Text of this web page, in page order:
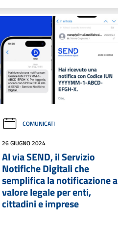
COMUNICATI
26 GIUGNO 2024
Al via SEND, il Servizio
Notifiche Digitali che
semplifica la notificazione a
valore legale per enti,
cittadini e imprese